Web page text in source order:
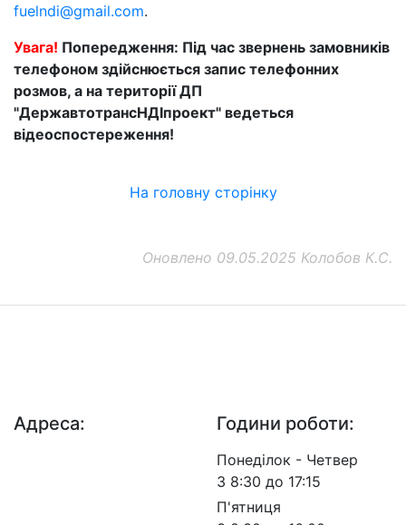
fuelndi@gmail.com.
Увага! Попередження: Під час звернень замовників
телефоном здійснюється запис телефонних
розмов, а на території ДП
"ДержавтотрансНДІпроект" ведеться
відеоспостереження!
На головну сторінку
Оновлено 09.05.2025 Колобов К.С.
Адреса: Години роботи:
Понеділок - Четвер
З 8:30 до 17:15
П'ятниця